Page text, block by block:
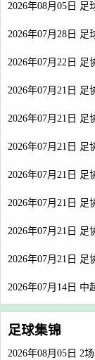
2026年08月05日
2026年07月28日
2026年07月22日
2026年07月21日
2026年07月21日
2026年07月21日
2026年07月21日
2026年07月21日
2026年07月21日
2026年07月21日
2026年07月14日 中
足球集锦
2026年08月05日 2